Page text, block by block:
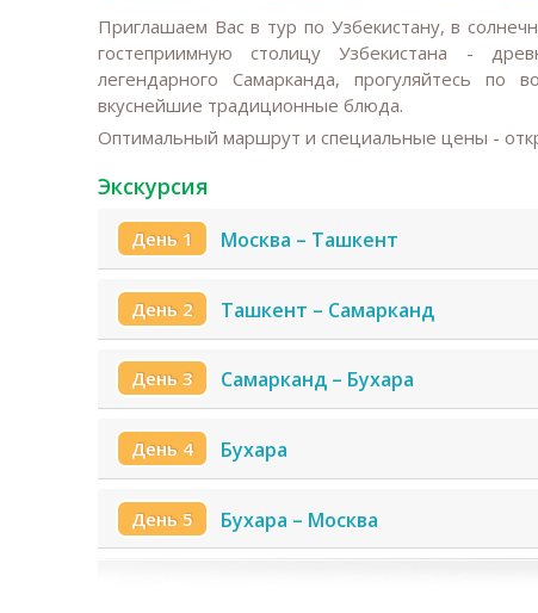
Приглашаем Вас в тур по Узбекистану, в
гостеприимную столицу Узбекистана -
легендарного Самарканда, прогуляйтесь по
вкуснейшие традиционные блюда.
Оптимальный маршрут и специальные цены -
Экскурсия
День 1 Москва – Ташкент
День 2 Ташкент – Самарканд
День 3 Самарканд – Бухара
День 4 Бухара
День 5 Бухара – Москва